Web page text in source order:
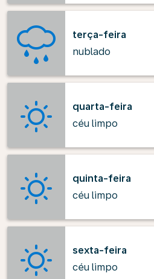
terça-feira
nublado
quarta-feira
céu limpo
quinta-feira
céu limpo
sexta-feira
céu limpo